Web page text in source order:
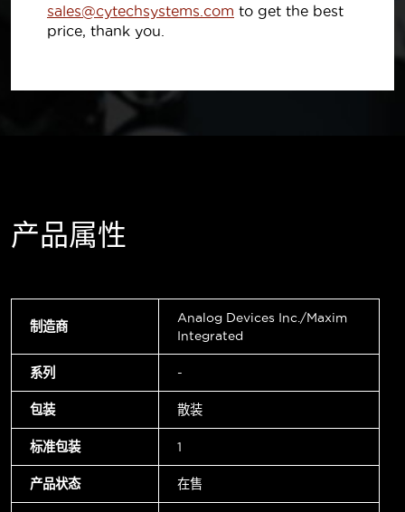
sales@cytechsystems.com to get the best
price, thank you.
产品属性
制造商
Analog Devices Inc./Maxim
Integrated
系列 -
包装 散装
标准包装 1
产品状态 在售